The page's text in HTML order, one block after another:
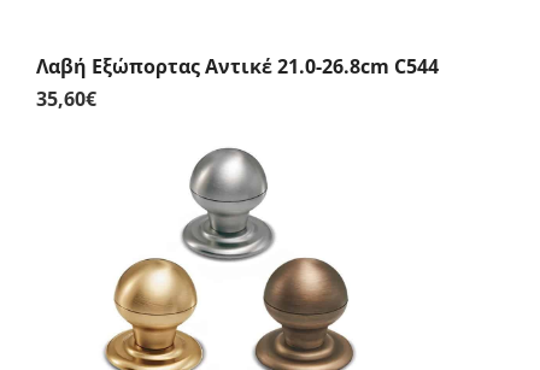
Λαβή Εξώπορτας Αντικέ 21.0-26.8cm C544
35,60€